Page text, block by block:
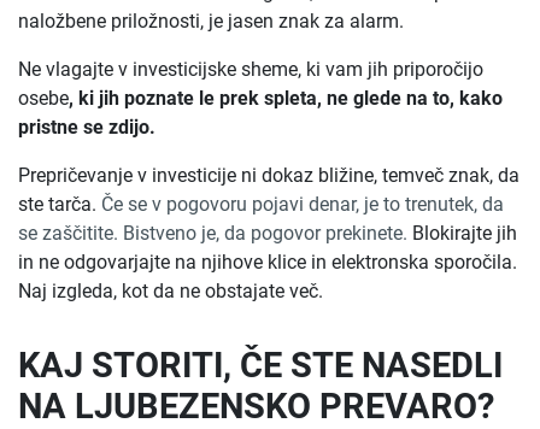
naložbene priložnosti, je jasen znak za alarm.
Ne vlagajte v investicijske sheme, ki vam jih priporočijo
osebe, ki jih poznate le prek spleta, ne glede na to, kako
pristne se zdijo.
Prepričevanje v investicije ni dokaz bližine, temveč znak, da
ste tarča. Če se v pogovoru pojavi denar, je to trenutek, da
se zaščitite. Bistveno je, da pogovor prekinete. Blokirajte jih
in ne odgovarjajte na njihove klice in elektronska sporočila.
Naj izgleda, kot da ne obstajate več.
KAJ STORITI, ČE STE NASEDLI
NA LJUBEZENSKO PREVARO?